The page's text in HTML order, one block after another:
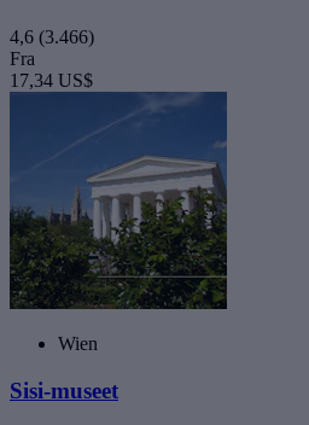
4,6 (3.466)
Fra
17,34 US$
Wien
Sisi-museet